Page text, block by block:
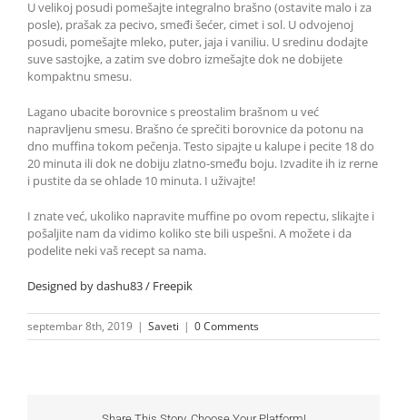
U velikoj posudi pomešajte integralno brašno (ostavite malo i za
posle), prašak za pecivo, smeđi šećer, cimet i sol. U odvojenoj
posudi, pomešajte mleko, puter, jaja i vaniliu. U sredinu dodajte
suve sastojke, a zatim sve dobro izmešajte dok ne dobijete
kompaktnu smesu.
Lagano ubacite borovnice s preostalim brašnom u već
napravljenu smesu. Brašno će sprečiti borovnice da potonu na
dno muffina tokom pečenja. Testo sipajte u kalupe i pecite 18 do
20 minuta ili dok ne dobiju zlatno-smeđu boju. Izvadite ih iz rerne
i pustite da se ohlade 10 minuta. I uživajte!
I znate već, ukoliko napravite muffine po ovom repectu, slikajte i
pošaljite nam da vidimo koliko ste bili uspešni. A možete i da
podelite neki vaš recept sa nama.
Designed by dashu83 / Freepik
septembar 8th, 2019 | Saveti | 0 Comments